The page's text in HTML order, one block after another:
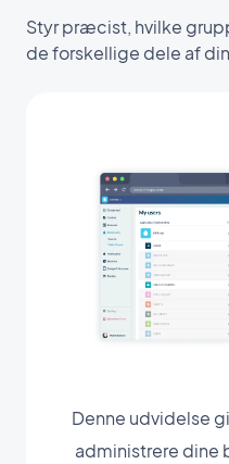
Styr præcist, hvilke
de forskellige dele af
Denne udvidelse
administrere dine